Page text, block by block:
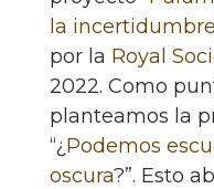
la incertidumbre
por la Royal
2022. Como
planteamos la
“¿ Podemos
oscura?”. Esto